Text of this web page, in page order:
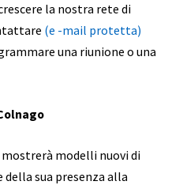
la nostra rete di
(e -mail protetta)
una riunione o una
modelli nuovi di
della sua presenza alla